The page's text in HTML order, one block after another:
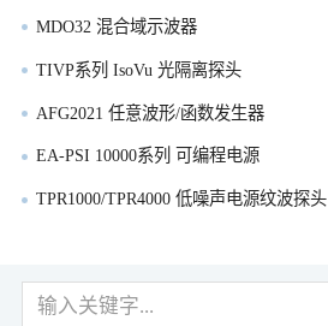
MDO32 混合域示波器
TIVP系列 IsoVu 光隔离探头
AFG2021 任意波形/函数发生器
EA-PSI 10000系列 可编程电源
TPR1000/TPR4000 低噪声电源纹波探头